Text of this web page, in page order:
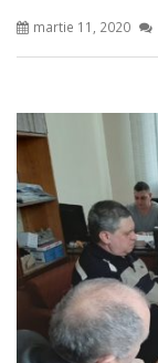
martie 11, 2020